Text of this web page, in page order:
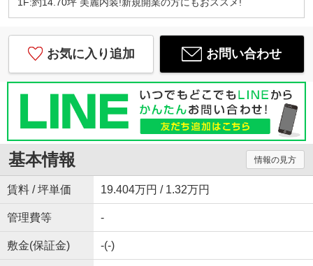
お気に入り追加 お問い合わせ
基本情報 情報の見方
賃料 / 坪単価 19.404万円 / 1.32万円
管理費等 -
敷金(保証金) -(-)